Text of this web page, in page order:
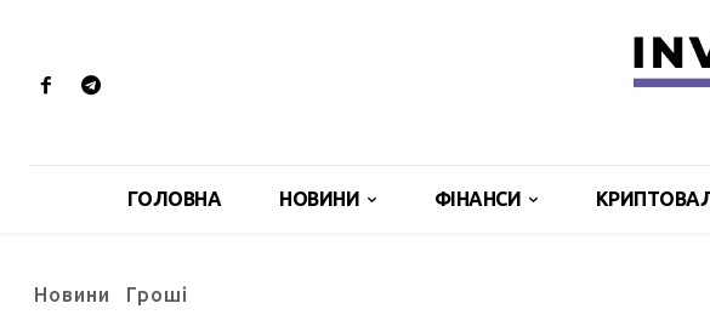
ГОЛОВНА НОВИНИ ФІНАНСИ
Новини Гроші